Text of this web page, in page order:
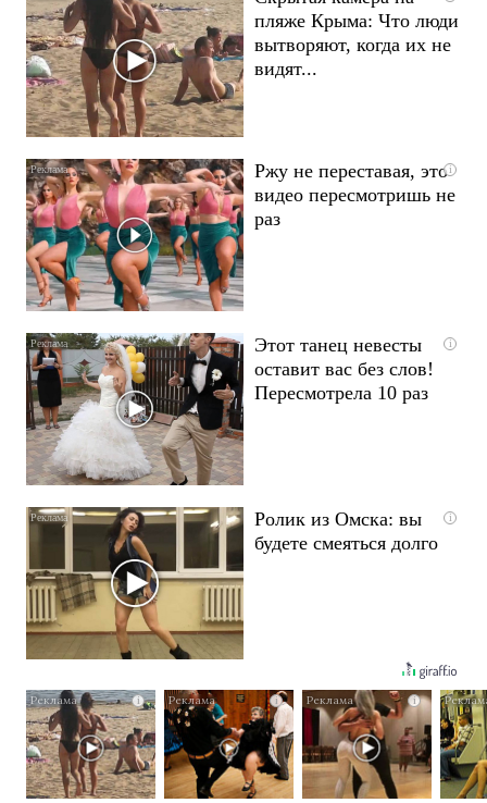
пляже Крыма: Что люди
вытворяют, когда их не
видят...
i
Ржу не переставая, это
видео пересмотришь не
раз
i
Этот танец невесты
оставит вас без слов!
Пересмотрела 10 раз
i
Ролик из Омска: вы
будете смеяться долго
i i i